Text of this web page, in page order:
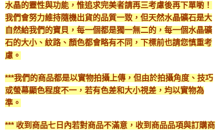
水晶的靈性與功能，惟追求完美者請再三考慮後再下單喲！
我們會努力維持隨機出貨的品質一致，但天然水晶礦石是大
自然給我們的寶貝，每一個都是獨一無二的，每一個水晶礦
石的大小、紋路、顏色都會略有不同，下標前也請您慎重考
慮。
***我們的商品都是以實物拍攝上傳，但由於拍攝角度、技巧
或螢幕顯色程度不一，若有色差和大小視差，均以實物為
準。
*** 收到商品七日內若對商品不滿意，收到商品品項與訂購商